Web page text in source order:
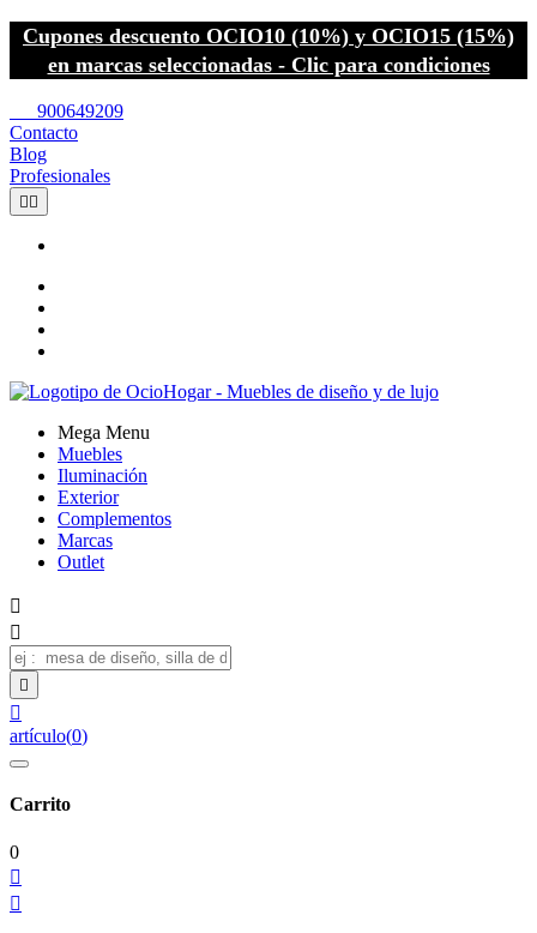
Cupones descuento OCIO10 (10%) y OCIO15 (15%)
en marcas seleccionadas - Clic para condiciones
900649209
Contacto
Blog
Profesionales
 
Mega Menu
Muebles
Iluminación
Exterior
Complementos
Marcas
Outlet




artículo(0)
Carrito
0

